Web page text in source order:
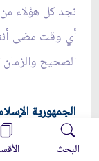
نجد كل هؤلاء
أي وقت مضى
الصحيح
الجمهورية
التحديات
البحث